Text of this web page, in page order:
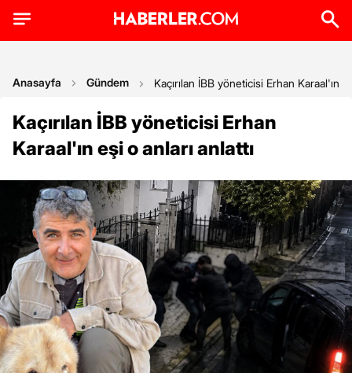
Anasayfa Gündem Kaçırılan İBB yöneticisi Erhan Karaal'ın
Kaçırılan İBB yöneticisi Erhan
Karaal'ın eşi o anları anlattı